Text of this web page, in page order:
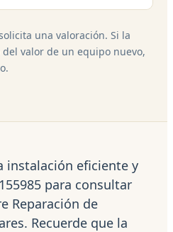
una valoración. Si la
valor de un equipo nuevo,
instalación eficiente y
para consultar
Reparación de
Recuerde que la